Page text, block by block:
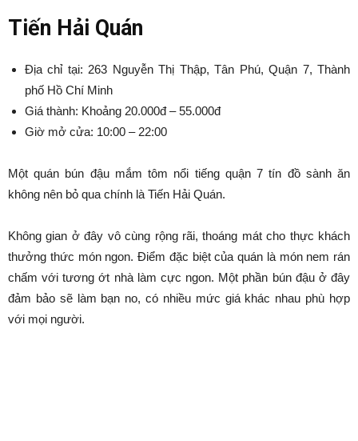
Tiến Hải Quán
Địa chỉ tại: 263 Nguyễn Thị Thập, Tân Phú, Quận 7, Thành
phố Hồ Chí Minh
Giá thành: Khoảng 20.000đ – 55.000đ
Giờ mở cửa: 10:00 – 22:00
Một quán bún đậu mắm tôm nổi tiếng quận 7 tín đồ sành ăn
không nên bỏ qua chính là Tiến Hải Quán.
Không gian ở đây vô cùng rộng rãi, thoáng mát cho thực khách
thưởng thức món ngon. Điểm đặc biệt của quán là món nem rán
chấm với tương ớt nhà làm cực ngon. Một phần bún đậu ở đây
đảm bảo sẽ làm bạn no, có nhiều mức giá khác nhau phù hợp
với mọi người.